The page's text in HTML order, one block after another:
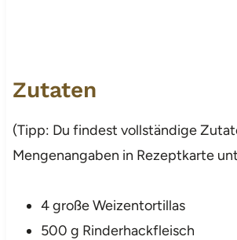
Zutaten
(Tipp: Du findest vollständige
Mengenangaben in Rezeptkarte
4 große Weizentortillas
500 g Rinderhackfleisch